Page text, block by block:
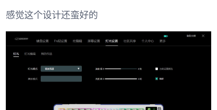
感觉这个设计还蛮好的